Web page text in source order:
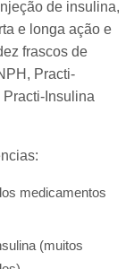
de insulina,
e longa ação e
frascos de
Practi-
Practi-Insulina
medicamentos
(muitos